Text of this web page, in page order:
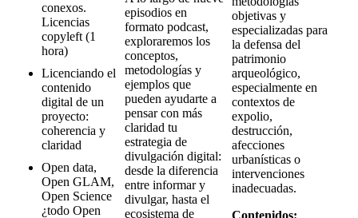
conexos.
Licencias
copyleft (1
hora)
Licenciando el
contenido
digital de un
proyecto:
coherencia y
claridad
Open data,
Open GLAM,
Open Science
¿todo Open
episodios en
formato podcast,
exploraremos los
conceptos,
metodologías y
ejemplos que
pueden ayudarte a
pensar con más
claridad tu
estrategia de
divulgación digital:
desde la diferencia
entre informar y
divulgar, hasta el
ecosistema de
objetivas y
especializadas para
la defensa del
patrimonio
arqueológico,
especialmente en
contextos de
expolio,
destrucción,
afecciones
urbanísticas o
intervenciones
inadecuadas.